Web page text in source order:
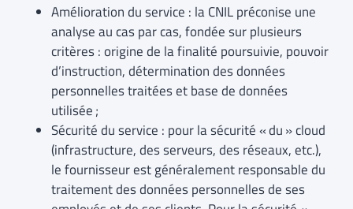
Amélioration du service : la CNIL préconise une
analyse au cas par cas, fondée sur plusieurs
critères : origine de la finalité poursuivie, pouvoir
d’instruction, détermination des données
personnelles traitées et base de données
utilisée ;
Sécurité du service : pour la sécurité « du » cloud
(infrastructure, des serveurs, des réseaux, etc.),
le fournisseur est généralement responsable du
traitement des données personnelles de ses